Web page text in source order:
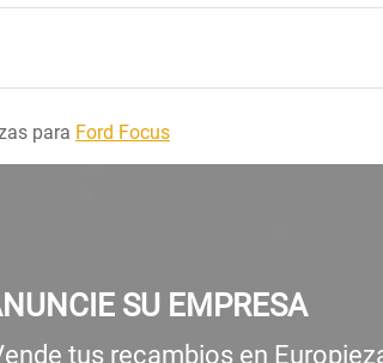
para Ford Focus
SU EMPRESA
tus recambios en